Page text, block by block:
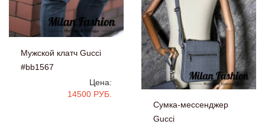
Мужской клатч Gucci
#bb1567
Цена:
14500 РУБ.
Сумка-мессенджер
Gucci